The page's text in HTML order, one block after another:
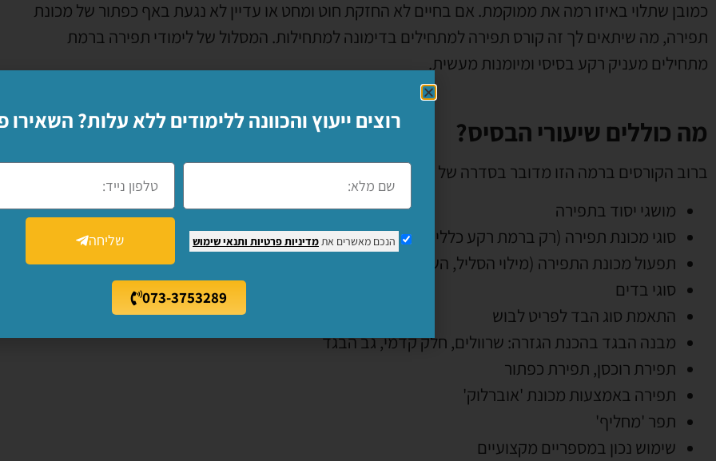
כמובן שתלוי באיזו רמה את ממוקמת. אם בחיים לא החזקת חוט ומחט או עדיין לא נגעת באף כפתור של מכונת
תפירה, מה שיתאים לך זה קורס תפירה למתחילים בדימונה למתחילות. המסלול של לימודי תפירה ברמת
מתחילים מעניק רקע בסיסי ומיומנות מעשית.
מה כוללים שיעורי הבסיס?
ברוב הקורסים ברמה הזו מדובר בסדרה של 10-12 שעורים בהם נלמדים הנושאים הבאים:
מושגי יסוד בתפירה
סוגי מכונת תפירה (רק ברמת רקע כללי)
תפעול מכונת התפירה (מילוי הסליל, השחלת החוט, הורדת ה'רגלית', אופן הנחת הבד וכו')
סוגי בדים
התאמת סוג הבד לפריט לבוש
מבנה הבגד בהכנת הגזרה: שרוולים, חלק קדמי, גב הבגד
תפירת רוכסן, תפירת כפתור
תפירה באמצעות מכונת 'אוברלוק'
תפר 'מחליף'
שימוש נכון במספריים מקצועיים
רוצים ייעוץ והכוונה ללימודים ללא עלות? השאירו
הנכם מאשרים אתמדיניות פרטיות ותנאי שימוש שליחה
073-3753289